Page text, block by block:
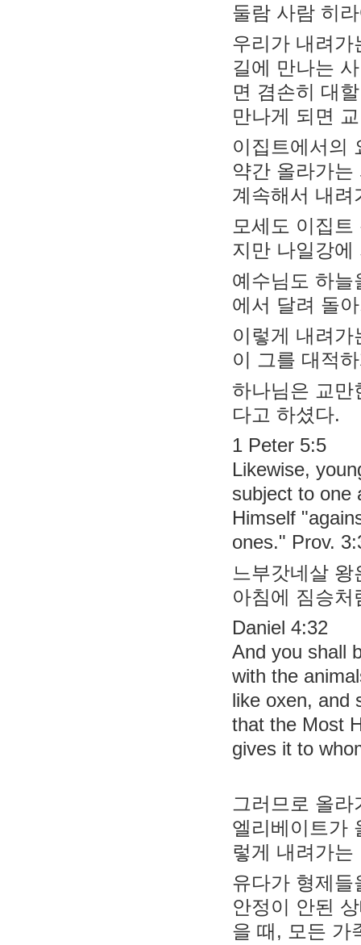
둘람 사람 히
우리가 내려
길에 만나는
면 겸손히 대
만나게 되면
이집트에서의
약간 올라가
계속해서 내
모세도 이집
지만 나일강
예수님도 하
에서 달려 돌
이렇게 내려
이 그를 대적
하나님은 교
다고 하셨다.
1 Peter 5:5
Likewise,
subject to one
Himself
ones." Prov.
느부갓네살
아침에 짐승
Daniel 4:32
And you shall
with the
like oxen, and
that the Most
gives it to
그러므로 올
엘리베이트가
렇게 내려가
유다가 형제
안정이 안된
을 때, 모든 가